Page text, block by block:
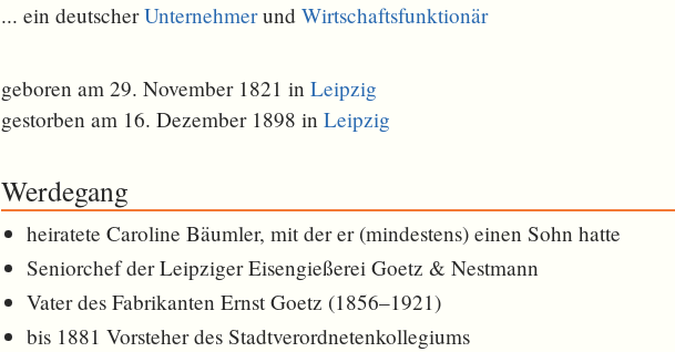
... ein deutscherUnternehmerund Wirtschaftsfunktionär
geboren am 29. November 1821 in Leipzig
gestorben am 16. Dezember 1898 in Leipzig
Werdegang
heiratete Caroline Bäumler, mit der er (mindestens) einen Sohn hatte
Seniorchef der Leipziger Eisengießerei Goetz & Nestmann
Vater des Fabrikanten Ernst Goetz (1856–1921)
bis 1881 Vorsteher des Stadtverordnetenkollegiums